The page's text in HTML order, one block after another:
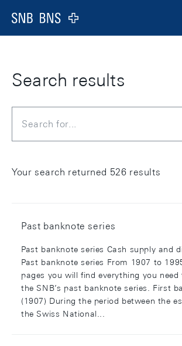
Logo
Search results
Search
Your search returned 526 results
Past banknote series
Past banknote series Cash supply and
Past banknote series From 1907 to
pages you will find everything you
the SNB’s past banknote series. First
(1907) During the period between the
the Swiss National...